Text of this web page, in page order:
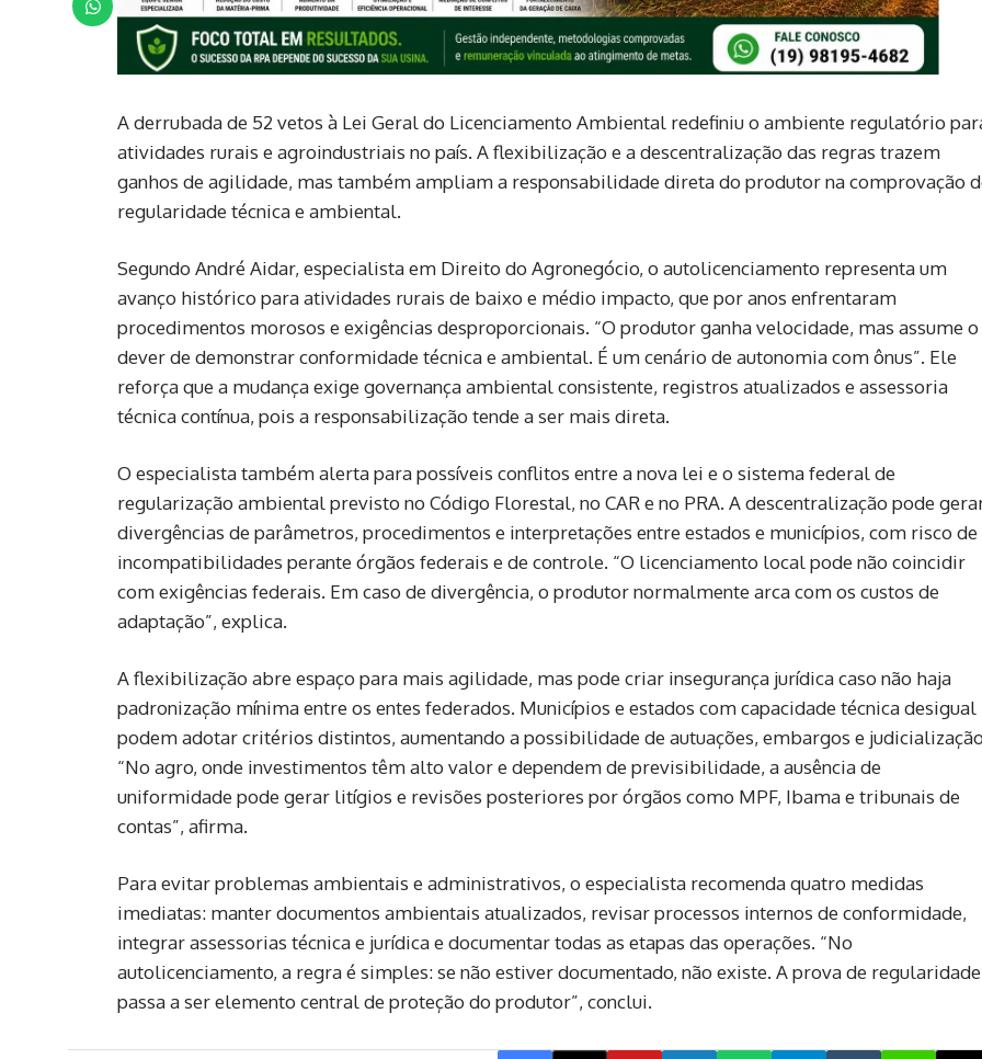
A derrubada de 52 vetos à Lei Geral do Licenciamento Ambiental redefiniu o ambiente regulatório
atividades rurais e agroindustriais no país. A flexibilização e a descentralização das regras trazem
ganhos de agilidade, mas também ampliam a responsabilidade direta do produtor na comprovação
regularidade técnica e ambiental.
Segundo André Aidar, especialista em Direito do Agronegócio, o autolicenciamento representa um
avanço histórico para atividades rurais de baixo e médio impacto, que por anos enfrentaram
procedimentos morosos e exigências desproporcionais. “O produtor ganha velocidade, mas assume o
dever de demonstrar conformidade técnica e ambiental. É um cenário de autonomia com ônus”. Ele
reforça que a mudança exige governança ambiental consistente, registros atualizados e assessoria
técnica contínua, pois a responsabilização tende a ser mais direta.
O especialista também alerta para possíveis conflitos entre a nova lei e o sistema federal de
regularização ambiental previsto no Código Florestal, no CAR e no PRA. A descentralização pode
divergências de parâmetros, procedimentos e interpretações entre estados e municípios, com risco de
incompatibilidades perante órgãos federais e de controle. “O licenciamento local pode não coincidir
com exigências federais. Em caso de divergência, o produtor normalmente arca com os custos de
adaptação”, explica.
A flexibilização abre espaço para mais agilidade, mas pode criar insegurança jurídica caso não haja
padronização mínima entre os entes federados. Municípios e estados com capacidade técnica desigual
podem adotar critérios distintos, aumentando a possibilidade de autuações, embargos e
“No agro, onde investimentos têm alto valor e dependem de previsibilidade, a ausência de
uniformidade pode gerar litígios e revisões posteriores por órgãos como MPF, Ibama e tribunais de
contas”, afirma.
Para evitar problemas ambientais e administrativos, o especialista recomenda quatro medidas
imediatas: manter documentos ambientais atualizados, revisar processos internos de conformidade,
integrar assessorias técnica e jurídica e documentar todas as etapas das operações. “No
autolicenciamento, a regra é simples: se não estiver documentado, não existe. A prova de regularidade
passa a ser elemento central de proteção do produtor”, conclui.